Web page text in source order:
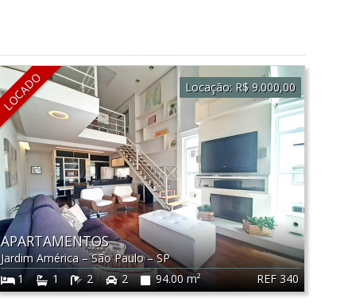
LOCADO
REF 340
APARTAMENTOS
Jardim América –São Paulo–SP
1
1 2 2 94.00 m²
Locação: R$ 9.000,00